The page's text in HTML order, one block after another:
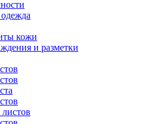
кожи
и разметки